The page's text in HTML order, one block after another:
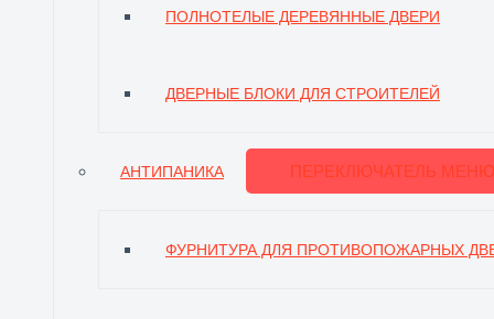
ПОЛНОТЕЛЫЕ ДЕРЕВЯННЫЕ ДВЕРИ
ДВЕРНЫЕ БЛОКИ ДЛЯ СТРОИТЕЛЕЙ
АНТИПАНИКА ПЕРЕКЛЮЧАТЕЛЬ МЕНЮ
ФУРНИТУРА ДЛЯ ПРОТИВОПОЖАРНЫХ